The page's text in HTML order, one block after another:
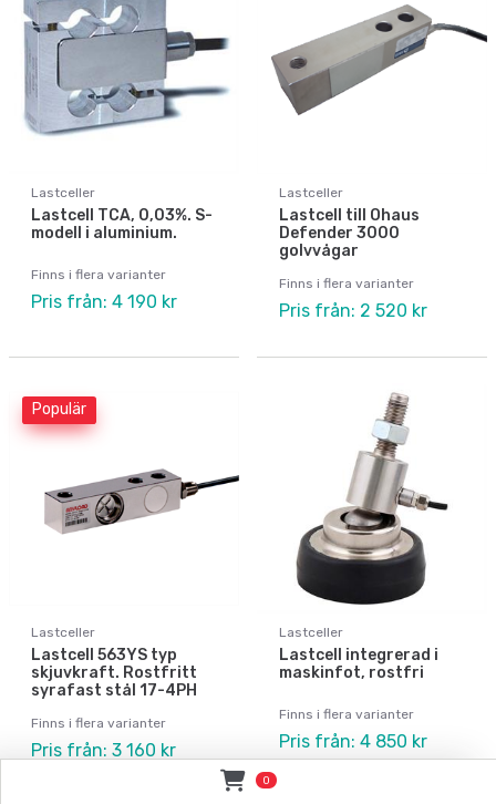
Lastceller
Lastcell TCA, 0,03%. S-
modell i aluminium.
Finns i flera varianter
Pris från: 4 190 kr
Lastceller
Lastcell till Ohaus
Defender 3000
golvvågar
Finns i flera varianter
Pris från: 2 520 kr
Populär
Lastceller
Lastcell 563YS typ
skjuvkraft. Rostfritt
syrafast stål 17-4PH
Finns i flera varianter
Pris från: 3 160 kr
Lastceller
Lastcell integrerad i
maskinfot, rostfri
Finns i flera varianter
Pris från: 4 850 kr
0